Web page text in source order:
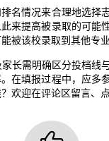
名情况来合理地选择
来提高被录取的可能
被该校录取到其他专业
家长需明确区分投档线
在填报过程中，应多
欢迎在评论区留言、